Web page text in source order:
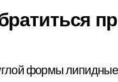
формы